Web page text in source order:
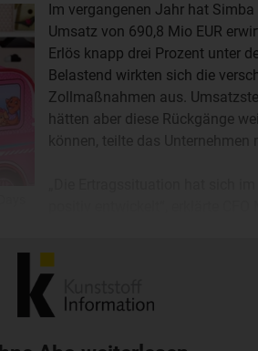
Im vergangenen Jahr hat
Umsatz von 690,8 Mio EUR
Erlös knapp drei Prozent unter
Belastend wirkten sich die
Zollmaßnahmen aus.
hätten aber diese Rückgänge
können, teilte das Unternehmen
solide“.